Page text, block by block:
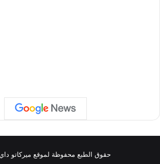
حقوق الطبع محفوظة لموقع ميركاتو داي